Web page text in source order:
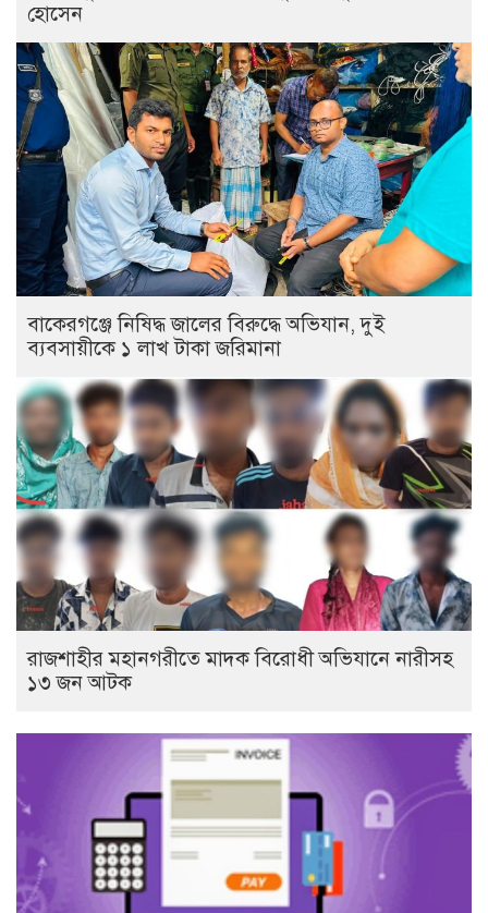
হোসেন
বাকেরগঞ্জে নিষিদ্ধ জালের বিরুদ্ধে অভিযান, দুই
ব্যবসায়ীকে ১ লাখ টাকা জরিমানা
রাজশাহীর মহানগরীতে মাদক বিরোধী অভিযানে নারীসহ
১৩ জন আটক